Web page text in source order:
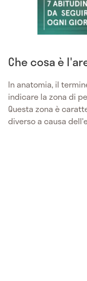
Che cosa è
In anatomia, il
indicare la zona di
Questa zona è
diverso a causa